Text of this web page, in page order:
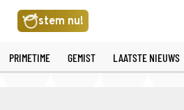
stem nu!
PRIMETIME GEMIST LAATSTE NIEUWS